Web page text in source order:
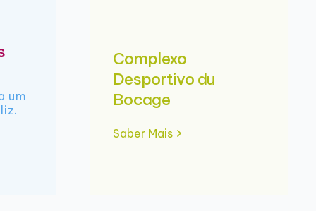
um
Complexo
Desportivo du
Bocage
Saber Mais